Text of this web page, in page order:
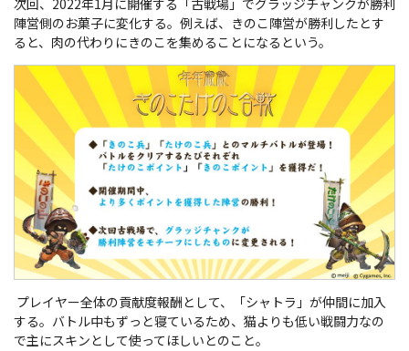
次回、2022年1月に開催する「古戦場」でグラッジチャンクが勝利
陣営側のお菓子に変化する。例えば、きのこ陣営が勝利したとす
ると、肉の代わりにきのこを集めることになるという。
プレイヤー全体の貢献度報酬として、「シャトラ」が仲間に加入
する。バトル中もずっと寝ているため、猫よりも低い戦闘力なの
で主にスキンとして使ってほしいとのこと。